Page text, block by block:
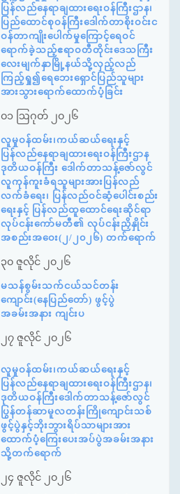
ပြန်လည်နေရာချထားရေးဝန်ကြီးဌာန၊
ပြည်ထောင်စုဝန်ကြီးဒေါက်တာစိုးဝင်းင
ဝန်တာကျိုးပေါက်မှုကြောင့်ရေဝင်
ရောက်ခဲ့သည့်ဧရာဝတီတိုင်းဒေသကြီး
လေးမျက်နှာမြို့နယ်သို့လှည့်လည်
ကြည့်ရှု၍ရေဘေးရှောင်ပြည်သူများ
အားသွားရောက်ထောက်ပံ့ခြင်း
၀၁ ဩဂုတ် ၂၀၂၆
လူမှုဝန်ထမ်း၊ကယ်ဆယ်ရေးနှင့်
ပြန်လည်နေရာချထားရေးဝန်ကြီးဌာန
ဒုတိယဝန်ကြီး ဒေါက်တာသန့်ဇော်လွင်
လူကုန်ကူးခံရသူများအားပြန်လည်
လက်ခံရေး၊ ပြန်လည်ဝင်ဆံ့ပေါင်းစည်း
ရေးနှင့် ပြန်လည်ထူထောင်ရေးဆိုင်ရာ
လုပ်ငန်းကော်မတီ၏ လုပ်ငန်းညှိနှိုင်း
အစည်းအဝေး(၂/၂၀၂၆) တက်ရောက်
၃၀ ဇူလိုင် ၂၀၂၆
မသန်စွမ်းသက်ငယ်သင်တန်း
ကျောင်း(နေပြည်တော်) ဖွင့်ပွဲ
အခမ်းအနား ကျင်းပ
၂၇ ဇူလိုင် ၂၀၂၆
လူမှုဝန်ထမ်း၊ကယ်ဆယ်ရေးနှင့်
ပြန်လည်နေရာချထားရေးဝန်ကြီးဌာန၊
ဒုတိယဝန်ကြီးဒေါက်တာသန့်ဇော်လွင်
ပြွန်တန်ဆာမူလတန်းကြိုကျောင်းသစ်
ဖွင့်ပွဲနှင့်ဘိုးဘွားရိပ်သာများအား
ထောက်ပံ့ကြေးပေးအပ်ပွဲအခမ်းအနား
သို့တက်ရောက်
၂၄ ဇူလိုင် ၂၀၂၆